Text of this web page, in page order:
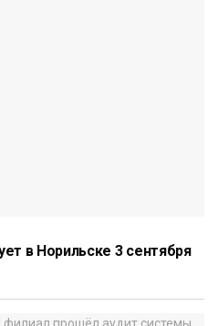
в Норильске 3 сентября